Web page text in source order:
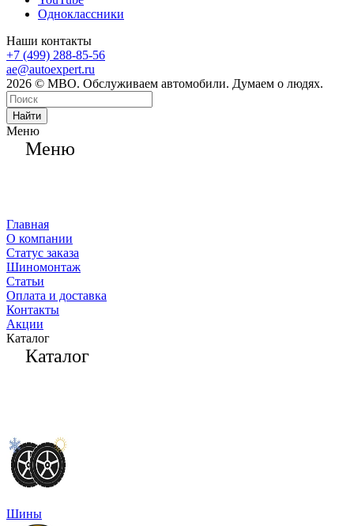
Одноклассники
Наши контакты
+7 (499) 288-85-56
ae@autoexpert.ru
2026 © МВО. Обслуживаем автомобили. Думаем о людях.
Найти
Меню
Меню
Главная
О компании
Статус заказа
Шиномонтаж
Статьи
Оплата и доставка
Контакты
Акции
Каталог
Каталог
Шины